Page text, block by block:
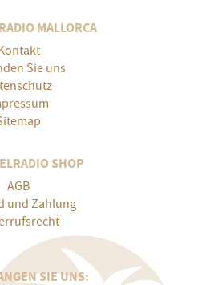
MALLORCA
Sie uns
SHOP
AGB
und Zahlung
SIE UNS: